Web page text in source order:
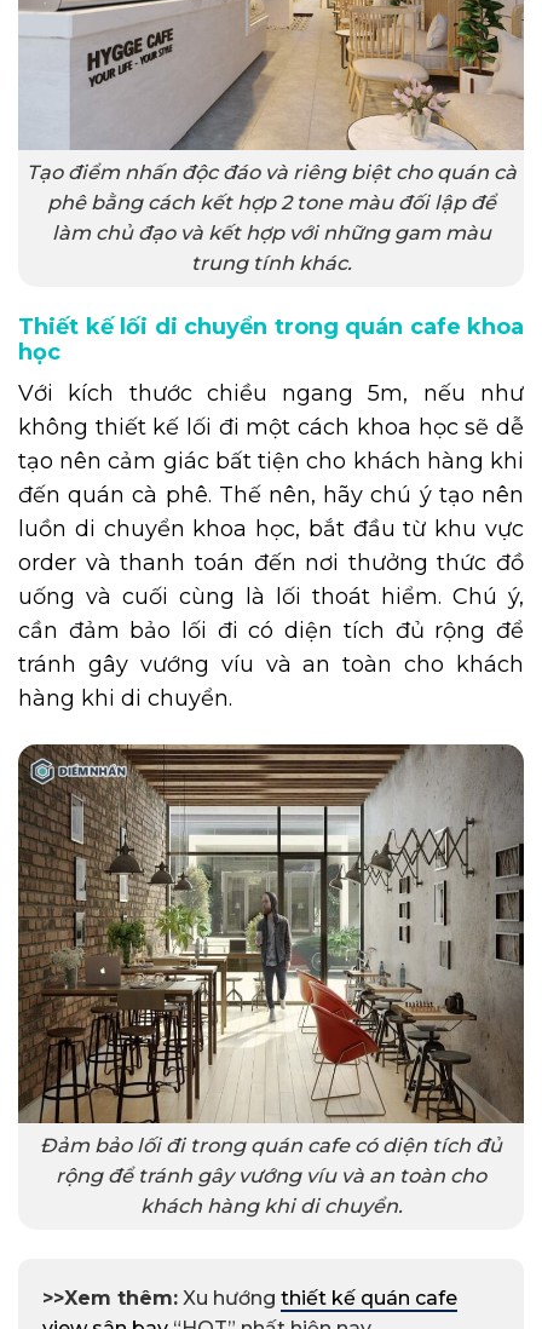
Tạo điểm nhấn độc đáo và riêng biệt cho quán cà
phê bằng cách kết hợp 2 tone màu đối lập để
làm chủ đạo và kết hợp với những gam màu
trung tính khác.
Thiết kế lối di chuyển trong quán cafe khoa
học
Với kích thước chiều ngang 5m, nếu như
không thiết kế lối đi một cách khoa học sẽ dễ
tạo nên cảm giác bất tiện cho khách hàng khi
đến quán cà phê. Thế nên, hãy chú ý tạo nên
luồn di chuyển khoa học, bắt đầu từ khu vực
order và thanh toán đến nơi thưởng thức đồ
uống và cuối cùng là lối thoát hiểm. Chú ý,
cần đảm bảo lối đi có diện tích đủ rộng để
tránh gây vướng víu và an toàn cho khách
hàng khi di chuyển.
Đảm bảo lối đi trong quán cafe có diện tích đủ
rộng để tránh gây vướng víu và an toàn cho
khách hàng khi di chuyển.
>>Xem thêm: Xu hướng thiết kế quán cafe